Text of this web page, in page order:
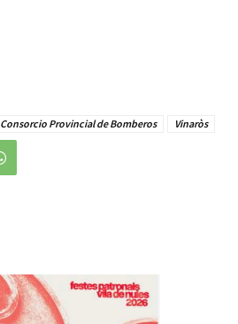
Consorcio Provincial de Bomberos Vinaròs